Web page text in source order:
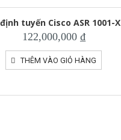
tuyến Cisco ASR 1001-X
122,000,000 ₫
THÊM VÀO GIỎ HÀNG